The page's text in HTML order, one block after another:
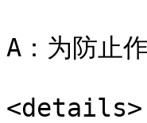
A：为防止
<details>